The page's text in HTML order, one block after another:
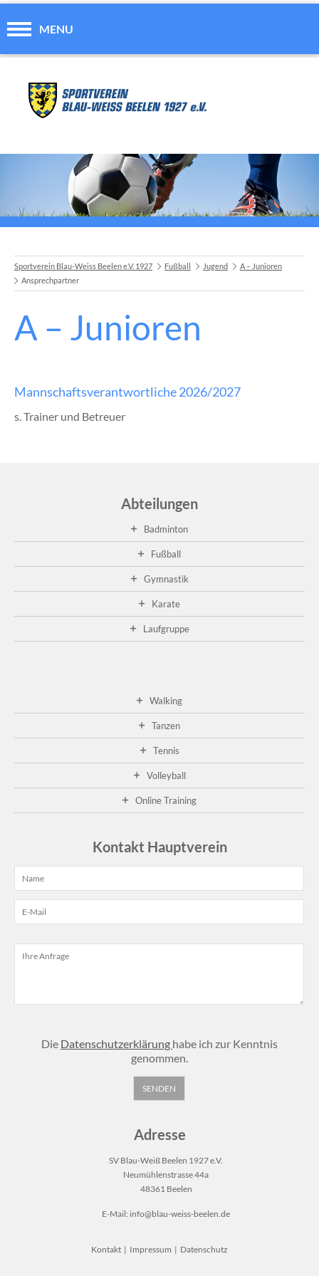
MENU
Sportverein Blau-Weiss Beelen e.V. 1927 Fußball Jugend
A – Junioren
Ansprechpartner
A – Junioren
Mannschaftsverantwortliche 2026/2027
s. Trainer und Betreuer
Abteilungen
Badminton
Fußball
Gymnastik
Karate
Laufgruppe
Walking
Tanzen
Tennis
Volleyball
Online Training
Kontakt Hauptverein
Die Datenschutzerklärung habe ich zur Kenntnis
genommen.
Adresse
SV Blau-Weiß Beelen 1927 e.V.
Neumühlenstrasse 44a
48361 Beelen
E-Mail: info@blau-weiss-beelen.de
Kontakt | Impressum | Datenschutz